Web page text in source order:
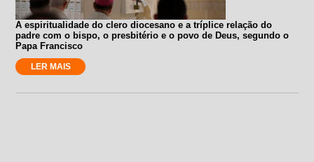
A espiritualidade do clero diocesano e a tríplice relação do
padre com o bispo, o presbitério e o povo de Deus, segundo o
Papa Francisco
LER MAIS